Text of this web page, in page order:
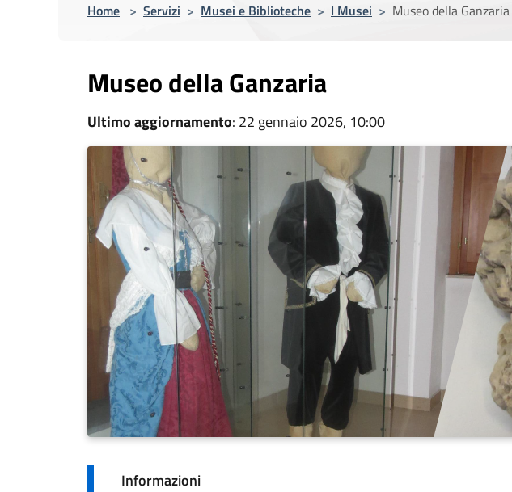
Home > Servizi > Musei e Biblioteche > I Musei > Museo della Ganzaria
Museo della Ganzaria
Ultimo aggiornamento: 22 gennaio 2026, 10:00
Informazioni